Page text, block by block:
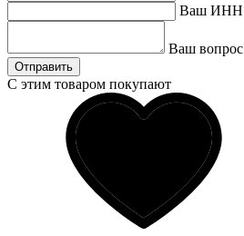
Ваш ИНН
Ваш вопрос
Отправить
С этим товаром покупают